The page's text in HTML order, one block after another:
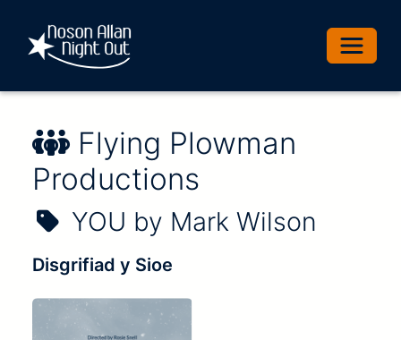
Enw'r Perfformiwr:
Flying Plowman
Productions
Enw'r Sioe:
YOU by Mark Wilson
Disgrifiad y Sioe